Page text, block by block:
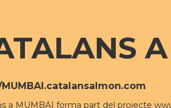
a MUMBAI forma part del projecte